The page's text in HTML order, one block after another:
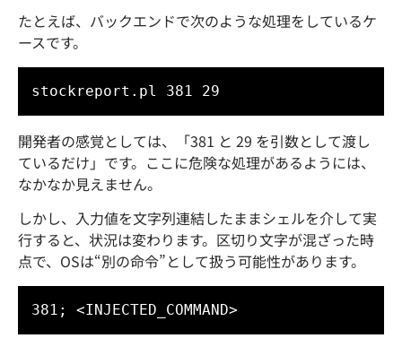
たとえば、バックエンドで次のような処理をしているケ
ースです。
stockreport.pl 381 29
開発者の感覚としては、「381 と 29 を引数として渡し
ているだけ」です。ここに危険な処理があるようには、
なかなか見えません。
しかし、入力値を文字列連結したままシェルを介して実
行すると、状況は変わります。区切り文字が混ざった時
点で、OSは“別の命令”として扱う可能性があります。
381; <INJECTED_COMMAND>